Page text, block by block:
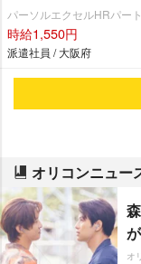
パーソルエクセルHRパー
時給1,550円
派遣社員 / 大阪府
オリコンニュー
オ